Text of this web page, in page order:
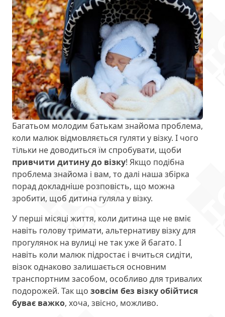
Багатьом молодим батькам знайома проблема,
коли малюк відмовляється гуляти у візку. І чого
тільки не доводиться їм спробувати, щоби
привчити дитину до візку! Якщо подібна
проблема знайома і вам, то далі наша збірка
порад докладніше розповість, що можна
зробити, щоб дитина гуляла у візку.
У перші місяці життя, коли дитина ще не вміє
навіть голову тримати, альтернативу візку для
прогулянок на вулиці не так уже й багато. І
навіть коли малюк підростає і вчиться сидіти,
візок однаково залишається основним
транспортним засобом, особливо для тривалих
подорожей. Так що зовсім без візку обійтися
буває важко, хоча, звісно, можливо.